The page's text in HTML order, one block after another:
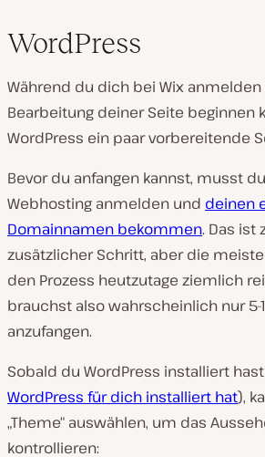
WordPress
Während du dich bei Wix
Bearbeitung deiner Seite beginnen
WordPress ein paar vorbereitende
Bevor du anfangen kannst, musst
Webhosting anmelden und deinen
Domainnamen bekommen. Das ist
zusätzlicher Schritt, aber die
den Prozess heutzutage ziemlich
brauchst also wahrscheinlich nur 5-
anzufangen.
Sobald du WordPress installiert
WordPress für dich installiert hat),
„Theme“ auswählen, um das
kontrollieren: